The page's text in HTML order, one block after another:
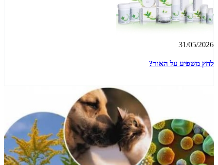
31/05/2026
לחץ משפיע על האור?